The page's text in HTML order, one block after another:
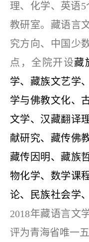
理、化学、英语
教研室。藏语言
究方向、中国少
点，全院开设藏
学、藏族文艺学
学与佛教文化、
文学、汉藏翻译
献研究、藏传佛
藏传因明、藏族
物化学、数学课
论、民族社会学
2018年藏语言文
评为青海省唯一